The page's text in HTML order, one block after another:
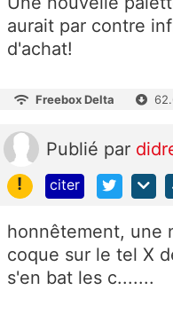
aurait par contre
d'achat!
Freebox Delta
Publié par
!
citer
honnêtement, une
coque sur le tel X
s'en bat les c.......